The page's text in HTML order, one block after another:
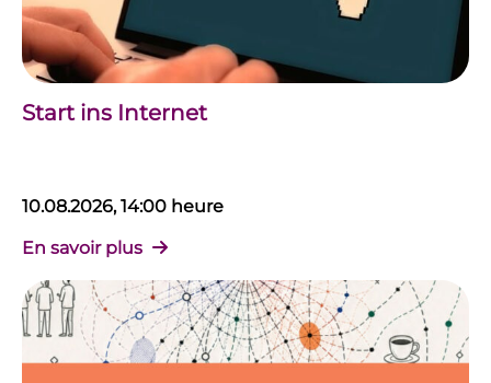
Start ins Internet
10.08.2026, 14:00 heure
En savoir plus